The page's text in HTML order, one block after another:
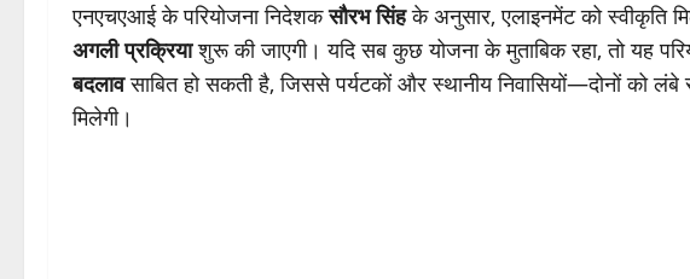
एनएचएआई के परियोजना निदेशकसौरभ सिंहके अनुसार, एलाइनमेंट को स्वीकृति
अगली प्रक्रियाशुरू की जाएगी। यदि सब कुछ योजना के मुताबिक रहा, तो यह
बदलावसाबित हो सकती है, जिससे पर्यटकों और स्थानीय निवासियों—दोनों को
मिलेगी।